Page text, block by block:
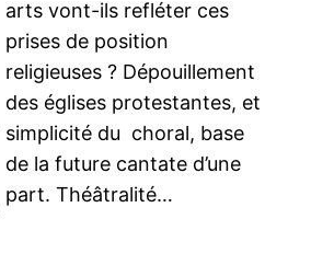
arts vont-ils refléter ces
prises de position
religieuses ? Dépouillement
des églises protestantes, et
simplicité du choral, base
de la future cantate d’une
part. Théâtralité…